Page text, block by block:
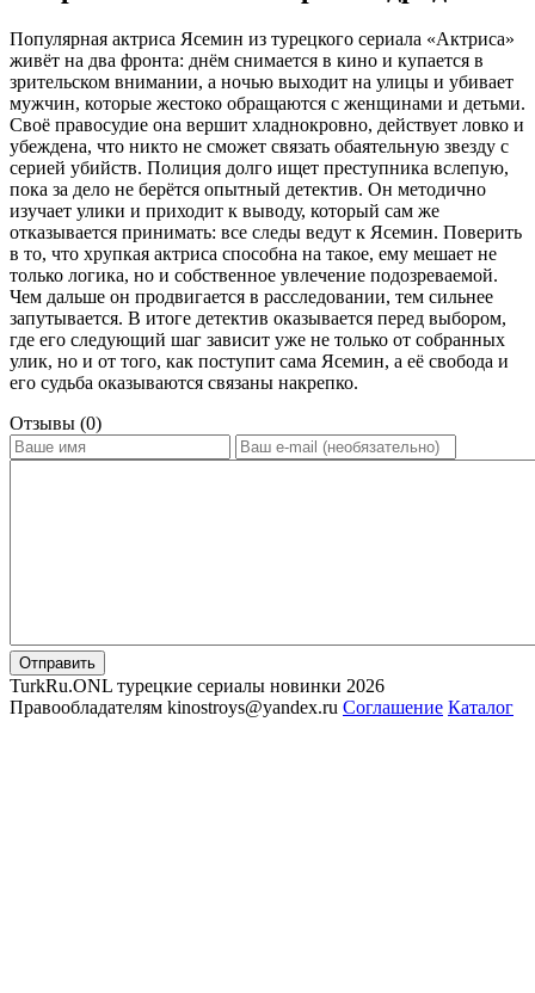
Популярная актриса Ясемин из турецкого сериала «Актриса»
живёт на два фронта: днём снимается в кино и купается в
зрительском внимании, а ночью выходит на улицы и убивает
мужчин, которые жестоко обращаются с женщинами и детьми.
Своё правосудие она вершит хладнокровно, действует ловко и
убеждена, что никто не сможет связать обаятельную звезду с
серией убийств. Полиция долго ищет преступника вслепую,
пока за дело не берётся опытный детектив. Он методично
изучает улики и приходит к выводу, который сам же
отказывается принимать: все следы ведут к Ясемин. Поверить
в то, что хрупкая актриса способна на такое, ему мешает не
только логика, но и собственное увлечение подозреваемой.
Чем дальше он продвигается в расследовании, тем сильнее
запутывается. В итоге детектив оказывается перед выбором,
где его следующий шаг зависит уже не только от собранных
улик, но и от того, как поступит сама Ясемин, а её свобода и
его судьба оказываются связаны накрепко.
Отзывы (0)
Отправить
TurkRu.ONL турецкие сериалы новинки 2026
Правообладателям kinostroys@yandex.ru Соглашение Каталог